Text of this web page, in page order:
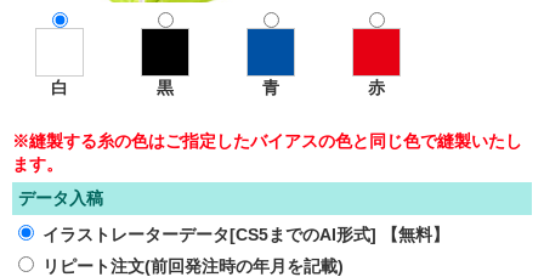
白 黒 青 赤
※縫製する糸の色はご指定したバイアスの色と同じ色で縫製いたし
ます。
データ入稿
イラストレーターデータ[CS5までのAI形式] 【無料】
リピート注文(前回発注時の年月を記載)